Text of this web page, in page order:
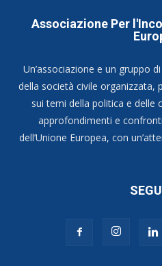
Associazione Per
Un’associazione e un gruppo
della società civile organizzata,
sui temi della politica e delle
approfondimenti e
dell’Unione Europea, con